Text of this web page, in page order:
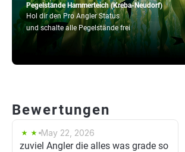
Pegelstände Hammerteich (Kreba-Neudorf)
Hol dir den Pro Angler Status
und schalte alle Pegelstände frei
Bewertungen
May 22, 2026
zuviel Angler die alles was grade so